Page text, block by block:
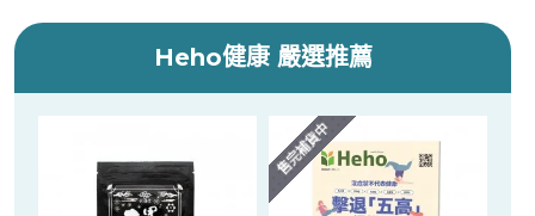
Heho健康 嚴選推薦
售完補貨中